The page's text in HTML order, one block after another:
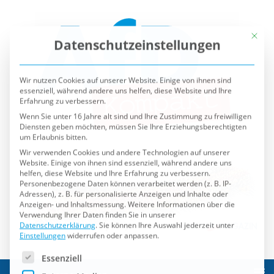
Datenschutzeinstellungen
Wir nutzen Cookies auf unserer Website. Einige von ihnen sind
Erfahrung zu verbessern.
Wenn Sie unter 16 Jahre alt sind und Ihre Zustimmung zu freiwilligen
um Erlaubnis bitten.
Wir verwenden Cookies und andere Technologien auf unserer
helfen, diese Website und Ihre Erfahrung zu verbessern.
Personenbezogene Daten können verarbeitet werden (z. B. IP-
Adressen), z. B. für personalisierte Anzeigen und Inhalte oder
Anzeigen- und Inhaltsmessung.Weitere Informationen über die
Verwendung Ihrer Daten finden Sie in unserer
Datenschutzerklärung.Sie können Ihre Auswahl jederzeit unter
Einstellungenwiderrufen oder anpassen.
Es folgt eine Liste der Service-Gruppen, für die eine
Essenziell
Externe Medien